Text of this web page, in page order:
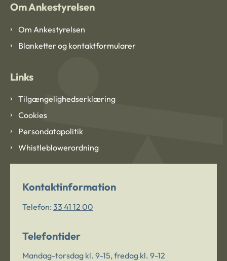
Om Ankestyrelsen
Om Ankestyrelsen
Blanketter og kontaktformularer
Links
Tilgængelighedserklæring
Cookies
Persondatapolitik
Whistleblowerordning
Kontaktinformation
Telefon: 33 41 12 00
Telefontider
Mandag-torsdag kl. 9-15, fredag kl. 9-12